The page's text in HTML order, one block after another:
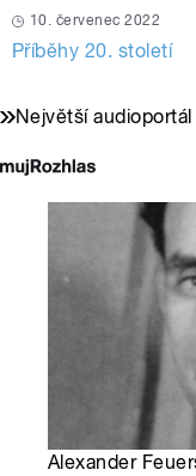
10. červenec 2022
Příběhy 20. století
Největší
Alexander